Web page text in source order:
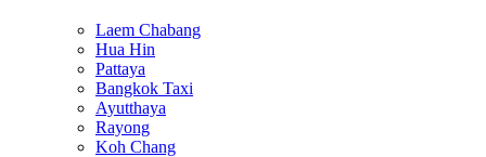
Laem Chabang
Hua Hin
Pattaya
Bangkok Taxi
Ayutthaya
Rayong
Koh Chang